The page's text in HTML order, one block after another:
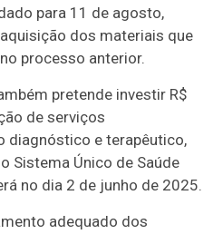
para 11 de agosto,
dos materiais que
processo anterior.
pretende investir R$
de serviços
diagnóstico e terapêutico,
Sistema Único de Saúde
no dia 2 de junho de 2025.
adequado dos